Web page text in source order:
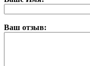
Ваш отзыв: